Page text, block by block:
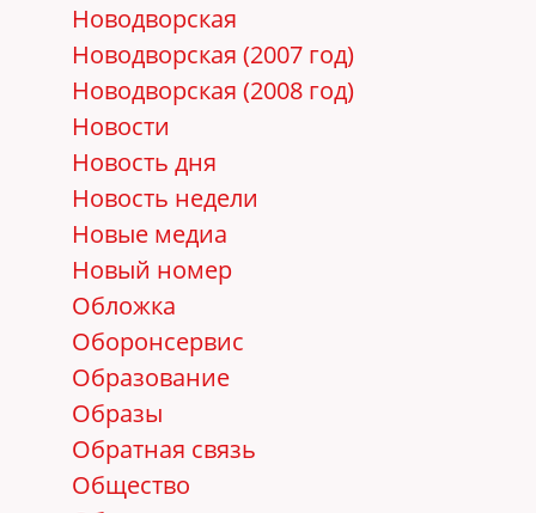
Новодворская
Новодворская (2007 год)
Новодворская (2008 год)
Новости
Новость дня
Новость недели
Новые медиа
Новый номер
Обложка
Оборонсервис
Образование
Образы
Обратная связь
Общество